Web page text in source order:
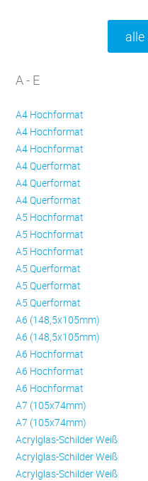
A - E
A4 Hochformat
A4 Hochformat
A4 Hochformat
A4 Querformat
A4 Querformat
A4 Querformat
A5 Hochformat
A5 Hochformat
A5 Hochformat
A5 Querformat
A5 Querformat
A5 Querformat
A6 (148,5x105mm)
A6 (148,5x105mm)
A6 Hochformat
A6 Hochformat
A6 Hochformat
A7 (105x74mm)
A7 (105x74mm)
Acrylglas-Schilder Weiß
Acrylglas-Schilder Weiß
Acrylglas-Schilder Weiß